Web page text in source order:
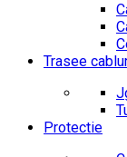
Trasee
Protectie